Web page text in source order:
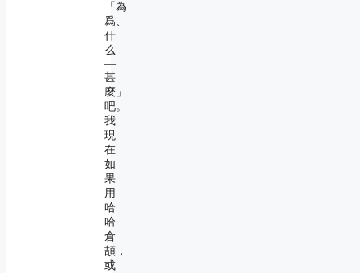
「為
爲、
什
么
―
甚
麼」
吧。
我
現
在
如
果
用
哈
哈
倉
頡，
或